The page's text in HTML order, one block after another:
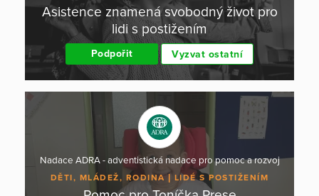
Asistence znamená svobodný život pro
lidi s postižením
Podpořit Vyzvat ostatní
Nadace ADRA - adventistická nadace pro pomoc a rozvoj
DĚTI, MLÁDEŽ, RODINA LIDÉ S POSTIŽENÍM